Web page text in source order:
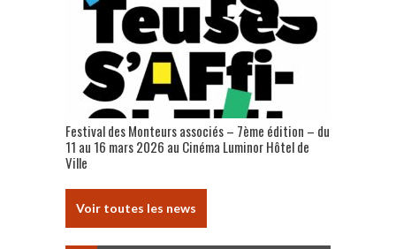
Festival des Monteurs associés – 7ème édition – du
11 au 16 mars 2026 au Cinéma Luminor Hôtel de
Ville
Voir toutes les news